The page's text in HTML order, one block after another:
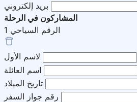
بريد إلكتروني
المشاركون في الرحلة
الرقم السياحي 1
لاسم الأول
اسم العائلة
تاريخ الميلاد
رقم جواز السفر